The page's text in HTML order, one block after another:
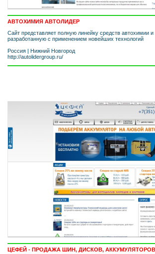
АВТОХИМИЯ АВТОЛИДЕР
Сайт представляет полную линейку средств автохимии и
разработанную с применением новейших технологий
Россия | Нижний Новгород
http://autolidergroup.ru/
ЦЕФЕЙ - ПРОДАЖА ШИН, ДИСКОВ, АККУМУЛЯТОРОВ